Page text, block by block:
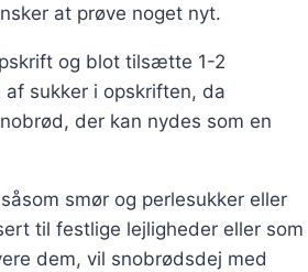
at prøve noget nyt.
og blot tilsætte 1-2
sukker i opskriften, da
der kan nydes som en
smør og perlesukker eller
til festlige lejligheder eller som
dem, vil snobrødsdej med